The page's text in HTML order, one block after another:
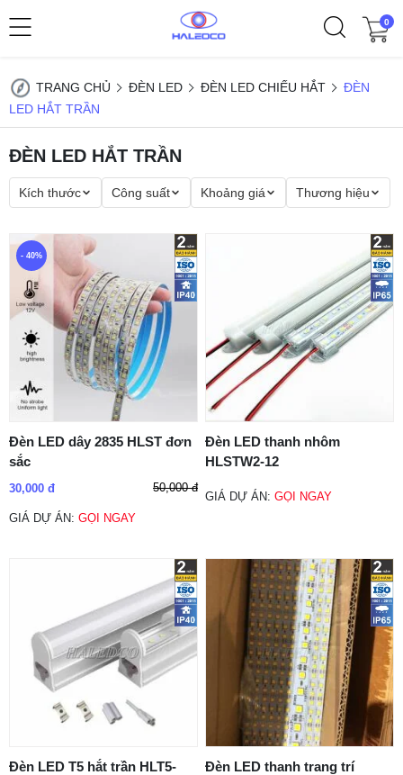
0
TRANG CHỦ ĐÈN LED ĐÈN LED CHIẾU HẮT
ĐÈN
LED HẮT TRẦN
ĐÈN LED HẮT TRẦN
Kích thước Công suất Khoảng giá Thương hiệu
- 40%
Đèn LED dây 2835 HLST đơn
sắc
30,000 đ 50,000 đ
GIÁ DỰ ÁN: GỌI NGAY
Đèn LED thanh nhôm
HLSTW2-12
GIÁ DỰ ÁN: GỌI NGAY
Đèn LED T5 hắt trần HLT5-
Đèn LED thanh trang trí